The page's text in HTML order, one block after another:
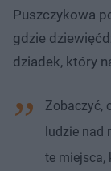
Puszczykowa
gdzie
dziadek, który
Zobaczyć,
ludzie nad
te miejsca,